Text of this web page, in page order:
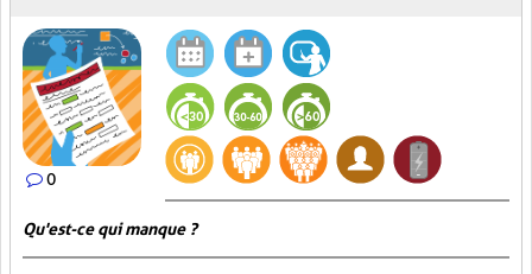
0
Qu'est-ce qui manque ?